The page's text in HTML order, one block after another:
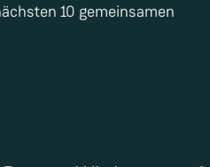
10 gemeinsamen